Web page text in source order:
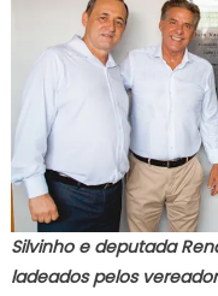
Silvinho e deputada
ladeados pelos